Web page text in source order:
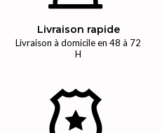
Livraison rapide
Livraison à domicile en 48 à 72
H